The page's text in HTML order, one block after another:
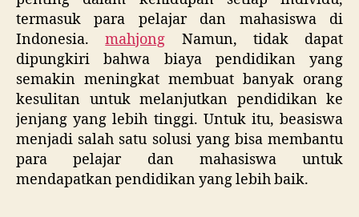
termasuk para pelajar dan mahasiswa di
Indonesia.mahjong Namun, tidak dapat
dipungkiri bahwa biaya pendidikan yang
semakin meningkat membuat banyak orang
kesulitan untuk melanjutkan pendidikan ke
jenjang yang lebih tinggi. Untuk itu, beasiswa
menjadi salah satu solusi yang bisa membantu
para pelajar dan mahasiswa untuk
mendapatkan pendidikan yang lebih baik.